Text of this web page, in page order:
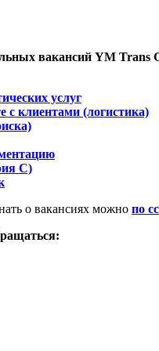
вакансий YM Trans
услуг
с клиентами (логистика)
С)
о вакансиях можно по